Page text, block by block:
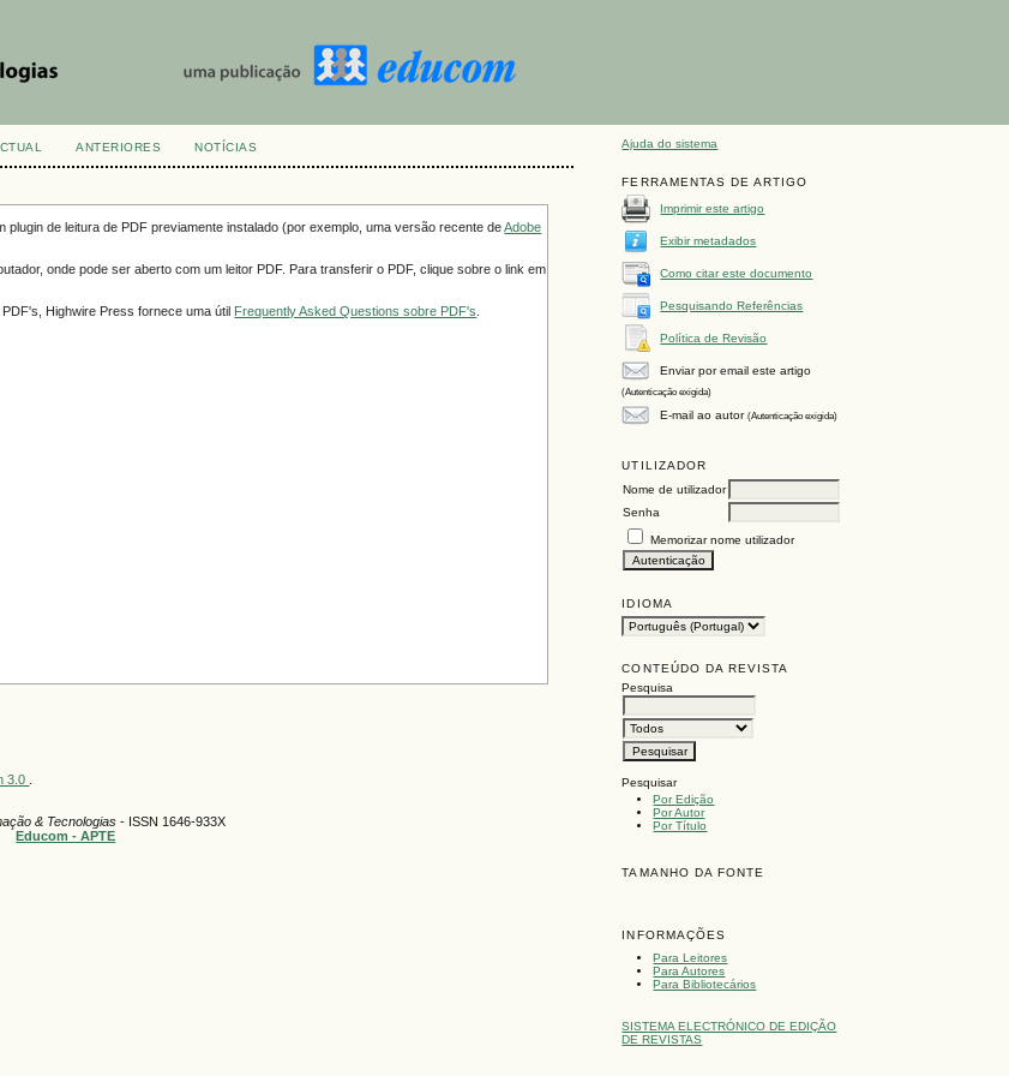
Ajuda do sistema
FERRAMENTAS DE ARTIGO
Imprimir este artigo
Exibir metadados
Como citar este documento
Pesquisando Referências
Política de Revisão
Enviar por email este artigo
(Autenticação exigida)
E-mail ao autor(Autenticação exigida)
UTILIZADOR
Nome de utilizador
Senha
Memorizar nome utilizador
IDIOMA
CONTEÚDO DA REVISTA
Pesquisa
Pesquisar
Por Edição
Por Autor
Por Título
TAMANHO DA FONTE
INFORMAÇÕES
Para Leitores
Para Autores
Para Bibliotecários
SISTEMA ELECTRÓNICO DE EDIÇÃO
DE REVISTAS
ANTERIORES NOTÍCIAS
de leitura de PDF previamente instalado (por exemplo, uma versão recente deAdobe
onde pode ser aberto com um leitor PDF. Para transferir o PDF, clique sobre o link em
Highwire Press fornece uma útil Frequently Asked Questions sobre PDF's
3.0
& Tecnologias- ISSN 1646-933X
Educom - APTE